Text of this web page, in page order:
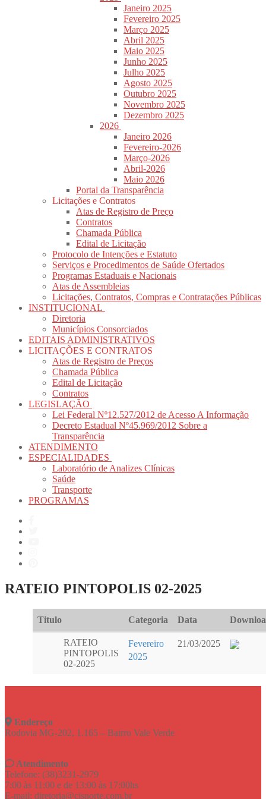
Janeiro 2025
Fevereiro 2025
Março 2025
Abril 2025
Maio 2025
Junho 2025
Julho 2025
Agosto 2025
Outubro 2025
Novembro 2025
Dezembro 2025
2026
Janeiro 2026
Fevereiro-2026
Março-2026
Abril-2026
Maio 2026
Portal da Transparência
Licitações e Contratos
Atas de Registro de Preço
Contratos
Chamada Pública
Edital de Licitação
Protocolo de Intenções e Estatuto
Serviços e Procedimentos de Saúde Ofertados
Programas Estaduais e Nacionais
Atas de Assembleias
Licitações, Contratos, Compras e Contratações Públicas
INSTITUCIONAL
Diretoria
Municípios Consorciados
EDITAIS ADMINISTRATIVOS
LICITAÇÕES E CONTRATOS
Atas de Registro de Preços
Chamada Pública
Edital de Licitação
Contratos
LEGISLAÇÃO
Lei Federal Nº12.527/2012 de Acesso A Informação
Decreto Estadual Nº45.969/2012 Sobre a
Transparência
ATENDIMENTO
ESPECIALIDADES
Laboratório de Analizes Clínicas
Saúde
Transporte
PROGRAMAS
RATEIO PINTOPOLIS 02-2025
Titulo Categoria Data
RATEIO
PINTOPOLIS
02-2025
Fevereiro
2025
21/03/2025
Endereço
Rodovia MG-202, 1.165 – Bairro Vale Verde
Atendimento
Telefone: (38)3231-2979
7:00 às 11:00 e de 13:00 às 17:00hs
E-mail: diretoria@cisnorte.com.br